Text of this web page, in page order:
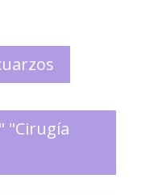
"Cirugía